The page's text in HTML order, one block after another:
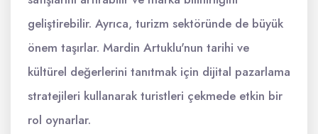
geliştirebilir. Ayrıca, turizm sektöründe de büyük
önem taşırlar. Mardin Artuklu'nun tarihi ve
kültürel değerlerini tanıtmak için dijital pazarlama
stratejileri kullanarak turistleri çekmede etkin bir
rol oynarlar.